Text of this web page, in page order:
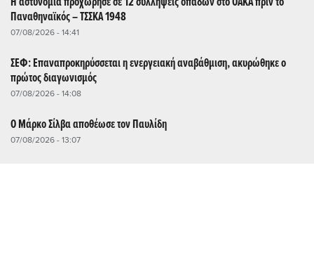
Παναθηναϊκός – ΤΣΣΚΑ 1948
07/08/2026 - 14:41
ΣΕΦ: Επαναπροκηρύσσεται η ενεργειακή αναβάθμιση, ακυρώθηκε ο
πρώτος διαγωνισμός
07/08/2026 - 14:08
Ο Μάρκο Σίλβα αποθέωσε τον Παυλίδη
07/08/2026 - 13:07